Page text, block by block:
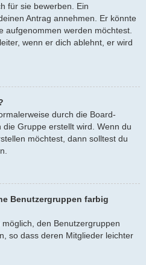
für sie bewerben. Ein
Antrag annehmen. Er könnte
aufgenommen werden möchtest.
wenn er dich ablehnt, er wird
durch die Board-
Gruppe erstellt wird. Wenn du
möchtest, dann solltest du
Benutzergruppen farbig
den Benutzergruppen
so dass deren Mitglieder leichter